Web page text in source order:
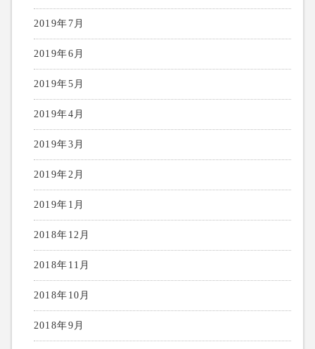
2019年7月
2019年6月
2019年5月
2019年4月
2019年3月
2019年2月
2019年1月
2018年12月
2018年11月
2018年10月
2018年9月